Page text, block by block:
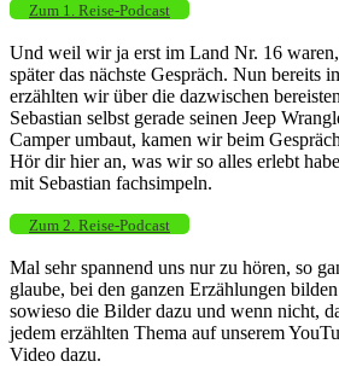
Zum 1. Reise-Podcast
Und weil wir ja erst im Land Nr. 16
später das nächste Gespräch. Nun bereits
erzählten wir über die dazwischen
Sebastian selbst gerade seinen Jeep
Camper umbaut, kamen wir beim
Hör dir hier an, was wir so alles erlebt
mit Sebastian fachsimpeln.
Zum 2. Reise-Podcast
Mal sehr spannend uns nur zu hören, so
glaube, bei den ganzen Erzählungen
sowieso die Bilder dazu und wenn nicht,
jedem erzählten Thema auf unserem
Video dazu.